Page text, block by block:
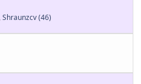
,Shraunzcv(46)